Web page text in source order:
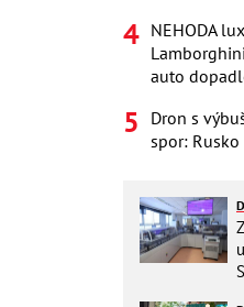
NEHODA
auto
Dron s
spor: